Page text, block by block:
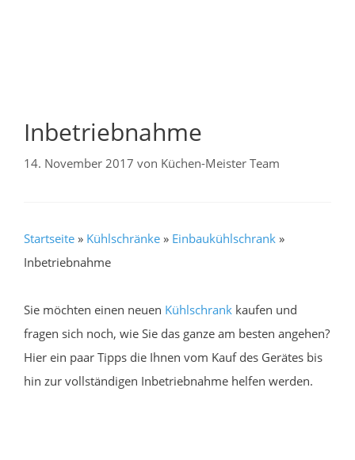
Inbetriebnahme
14. November 2017 von Küchen-Meister Team
Startseite » Kühlschränke » Einbaukühlschrank »
Inbetriebnahme
Sie möchten einen neuen Kühlschrank kaufen und
fragen sich noch, wie Sie das ganze am besten angehen?
Hier ein paar Tipps die Ihnen vom Kauf des Gerätes bis
hin zur vollständigen Inbetriebnahme helfen werden.